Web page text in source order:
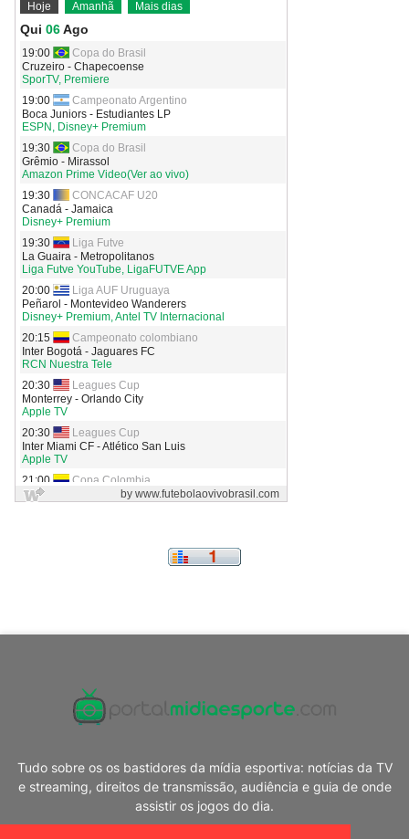
Tudo sobre os os bastidores da mídia esportiva: notícias da TV
e streaming, direitos de transmissão, audiência e guia de onde
assistir os jogos do dia.